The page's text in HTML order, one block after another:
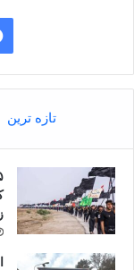
تازه ترین